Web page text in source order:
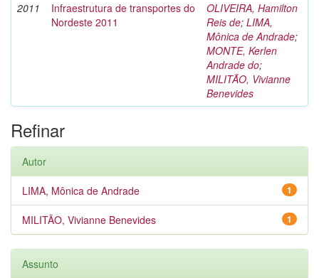
2011
Infraestrutura de transportes do
Nordeste 2011
OLIVEIRA, Hamilton
Reis de; LIMA,
Mônica de Andrade;
MONTE, Kerlen
Andrade do;
MILITÃO, Vivianne
Benevides
Refinar
Autor
1
LIMA, Mônica de Andrade
1
MILITÃO, Vivianne Benevides
Assunto